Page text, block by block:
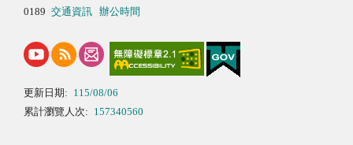
0189 交通資訊 辦公時間
更新日期: 115/08/06
累計瀏覽人次: 157340560